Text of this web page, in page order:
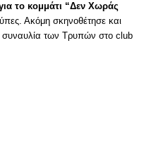
το κομμάτι “Δεν Χωράς
Ακόμη σκηνοθέτησε και
συναυλία των Τρυπών στο club